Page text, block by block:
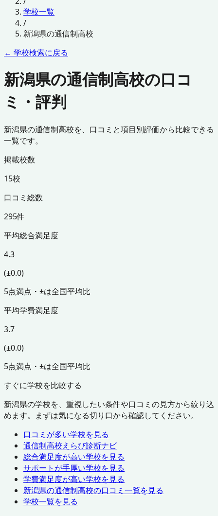
学校一覧
/
新潟県の通信制高校
← 学校検索に戻る
新潟県の通信制高校の口コ
ミ・評判
新潟県の通信制高校を、口コミと項目別評価から比較できる
一覧です。
掲載校数
15校
口コミ総数
295件
平均総合満足度
4.3
(±0.0)
5点満点・±は全国平均比
平均学費満足度
3.7
(±0.0)
5点満点・±は全国平均比
すぐに学校を比較する
新潟県の学校を、重視したい条件や口コミの見方から絞り込
めます。まずは気になる切り口から確認してください。
口コミが多い学校を見る
通信制高校えらび診断ナビ
総合満足度が高い学校を見る
サポートが手厚い学校を見る
学費満足度が高い学校を見る
新潟県の通信制高校の口コミ一覧を見る
学校一覧を見る